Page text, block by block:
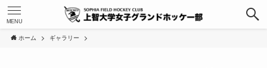
MENU
ホーム ギャラリー